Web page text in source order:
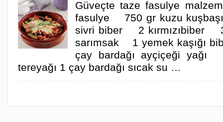
Güveçte taze fasulye
fasulye 750 gr kuzu
sivri biber 2
sarımsak 1 yemek kaşığı
çay bardağı ayçiçeği
tereyağı 1 çay bardağı sıcak su …